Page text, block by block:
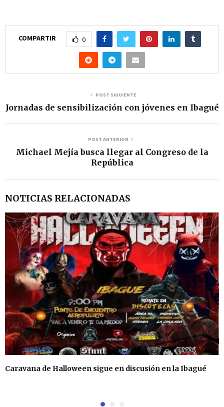
COMPARTIR 0
POST SIGUIENTE
Jornadas de sensibilización con jóvenes en Ibagué
POST ANTERIOR
Michael Mejía busca llegar al Congreso de la
República
NOTICIAS RELACIONADAS
Caravana de Halloween sigue en discusión en la Ibagué